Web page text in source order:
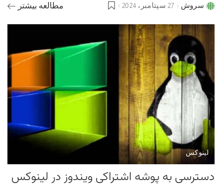
Postedسروش 27 سپتامبر، 2024 مطالعه بیشتر
لینوکس
دسترسی به پوشه اشتراکی ویندوز در لینوکس